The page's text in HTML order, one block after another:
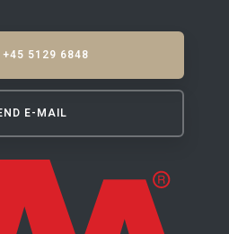
+45 5129 6848
E-MAIL